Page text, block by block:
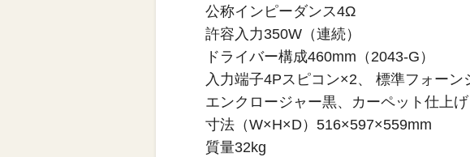
公称インピーダンス4Ω
許容入力350W（連続）
ドライバー構成460mm（2043-G）
入力端子4Pスピコン×2、 標準フォーン
エンクロージャー黒、カーペット仕上げ
寸法（W×H×D）516×597×559mm
質量32kg